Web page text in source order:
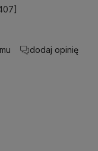
dodaj opinię